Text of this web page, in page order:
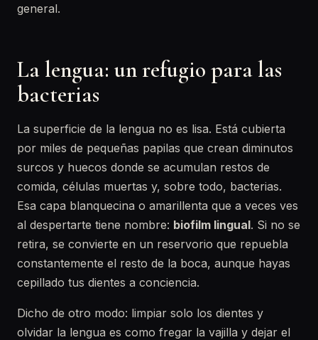
general.
La lengua: un refugio para las
bacterias
La superficie de la lengua no es lisa. Está cubierta
por miles de pequeñas papilas que crean diminutos
surcos y huecos donde se acumulan restos de
comida, células muertas y, sobre todo, bacterias.
Esa capa blanquecina o amarillenta que a veces ves
al despertarte tiene nombre: biofilm lingual. Si no se
retira, se convierte en un reservorio que repuebla
constantemente el resto de la boca, aunque hayas
cepillado tus dientes a conciencia.
Dicho de otro modo: limpiar solo los dientes y
olvidar la lengua es como fregar la vajilla y dejar el